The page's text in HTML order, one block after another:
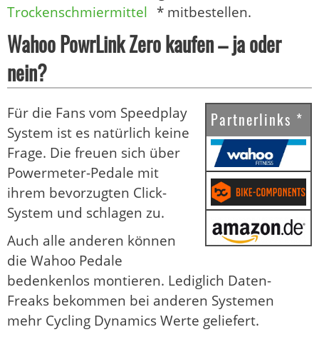
Trockenschmiermittel * mitbestellen.
Wahoo PowrLink Zero kaufen – ja oder
nein?
Partnerlinks *
Für die Fans vom Speedplay
System ist es natürlich keine
Frage. Die freuen sich über
Powermeter-Pedale mit
ihrem bevorzugten Click-
System und schlagen zu.
Auch alle anderen können
die Wahoo Pedale
bedenkenlos montieren. Lediglich Daten-
Freaks bekommen bei anderen Systemen
mehr Cycling Dynamics Werte geliefert.